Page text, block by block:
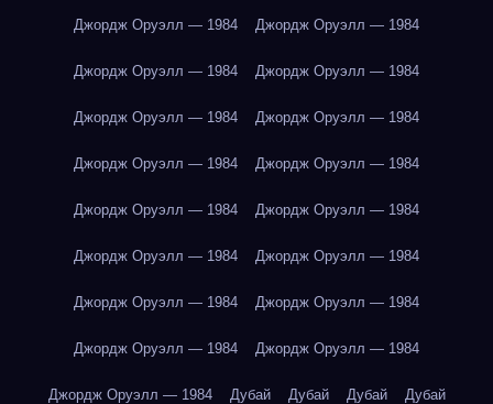
Джордж Оруэлл — 1984 Джордж Оруэлл — 1984
Джордж Оруэлл — 1984 Джордж Оруэлл — 1984
Джордж Оруэлл — 1984 Джордж Оруэлл — 1984
Джордж Оруэлл — 1984 Джордж Оруэлл — 1984
Джордж Оруэлл — 1984 Джордж Оруэлл — 1984
Джордж Оруэлл — 1984 Джордж Оруэлл — 1984
Джордж Оруэлл — 1984 Джордж Оруэлл — 1984
Джордж Оруэлл — 1984 Джордж Оруэлл — 1984
Джордж Оруэлл — 1984 Дубай Дубай Дубай Дубай